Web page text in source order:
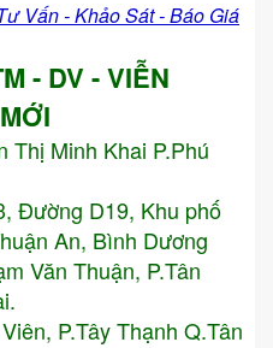
Vấn - Khảo Sát - Báo Giá
- DV - VIỄN
Thị Minh Khai P.Phú
Đường D19, Khu phố
An, Bình Dương
Văn Thuận, P.Tân
P.Tây Thạnh Q.Tân